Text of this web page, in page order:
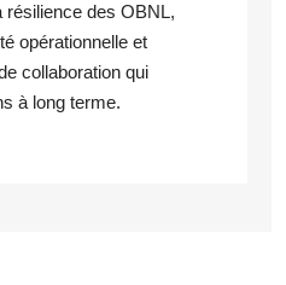
des OBNL,
opérationnelle et
collaboration qui
à long terme.